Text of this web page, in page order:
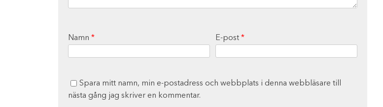
Namn * E-post*
Spara mitt namn, min e-postadress och webbplats i denna webbläsare till
nästa gång jag skriver en kommentar.